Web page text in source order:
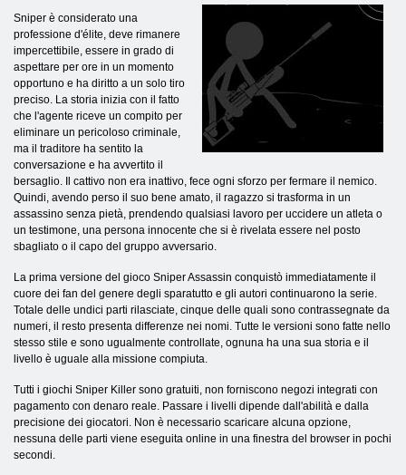
Sniper è considerato una
professione d'élite, deve rimanere
impercettibile, essere in grado di
aspettare per ore in un momento
opportuno e ha diritto a un solo tiro
preciso. La storia inizia con il fatto
che l'agente riceve un compito per
eliminare un pericoloso criminale,
ma il traditore ha sentito la
conversazione e ha avvertito il
bersaglio. Il cattivo non era inattivo, fece ogni sforzo per fermare il nemico.
Quindi, avendo perso il suo bene amato, il ragazzo si trasforma in un
assassino senza pietà, prendendo qualsiasi lavoro per uccidere un atleta o
un testimone, una persona innocente che si è rivelata essere nel posto
sbagliato o il capo del gruppo avversario.
La prima versione del gioco Sniper Assassin conquistò immediatamente il
cuore dei fan del genere degli sparatutto e gli autori continuarono la serie.
Totale delle undici parti rilasciate, cinque delle quali sono contrassegnate da
numeri, il resto presenta differenze nei nomi. Tutte le versioni sono fatte nello
stesso stile e sono ugualmente controllate, ognuna ha una sua storia e il
livello è uguale alla missione compiuta.
Tutti i giochi Sniper Killer sono gratuiti, non forniscono negozi integrati con
pagamento con denaro reale. Passare i livelli dipende dall'abilità e dalla
precisione dei giocatori. Non è necessario scaricare alcuna opzione,
nessuna delle parti viene eseguita online in una finestra del browser in pochi
secondi.